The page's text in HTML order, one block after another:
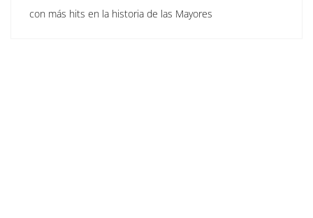
con más hits en la historia de las Mayores